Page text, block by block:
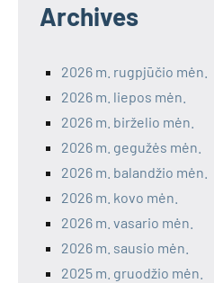
Archives
2026 m. rugpjūčio mėn.
2026 m. liepos mėn.
2026 m. birželio mėn.
2026 m. gegužės mėn.
2026 m. balandžio mėn.
2026 m. kovo mėn.
2026 m. vasario mėn.
2026 m. sausio mėn.
2025 m. gruodžio mėn.